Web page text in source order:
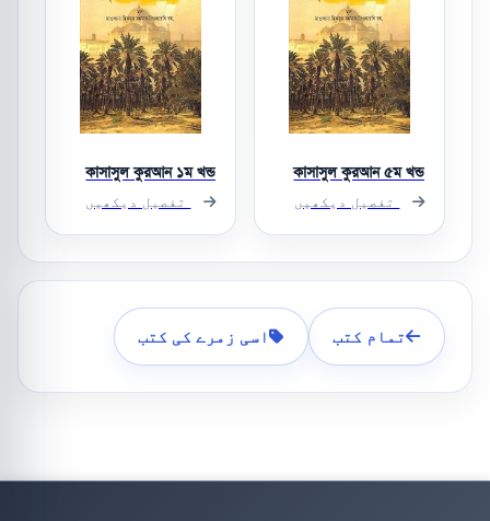
কাসাসুল কুরআন ৫ম খন্ড
تفصیل دیکھیں
কাসাসুল কুরআন ১ম খন্ড
تفصیل دیکھیں
تمام کتب اسی زمرے کی کتب